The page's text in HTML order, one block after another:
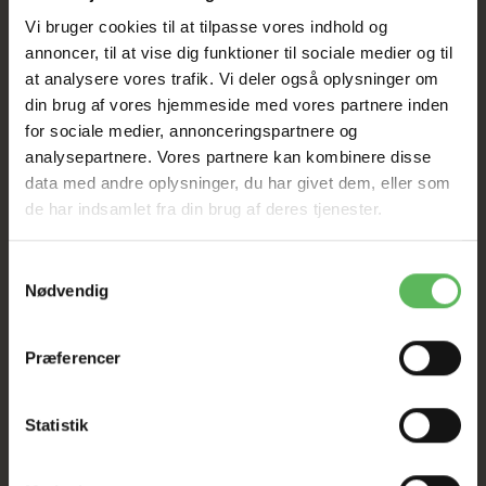
Vi bruger cookies til at tilpasse vores indhold og
annoncer, til at vise dig funktioner til sociale medier og til
at analysere vores trafik. Vi deler også oplysninger om
din brug af vores hjemmeside med vores partnere inden
for sociale medier, annonceringspartnere og
analysepartnere. Vores partnere kan kombinere disse
data med andre oplysninger, du har givet dem, eller som
de har indsamlet fra din brug af deres tjenester.
Nødvendig
Præferencer
Statistik
ANDRE KØBTE OGSÅ
KÆLEDYRSSHOPPEN
Køb 3+ og få 9% rabat